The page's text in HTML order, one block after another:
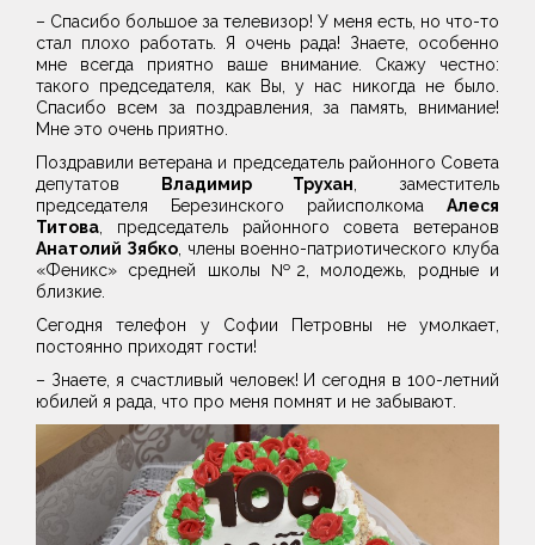
– Спасибо большое за телевизор! У меня есть, но что-то
стал плохо работать. Я очень рада! Знаете, особенно
мне всегда приятно ваше внимание. Скажу честно:
такого председателя, как Вы, у нас никогда не было.
Спасибо всем за поздравления, за память, внимание!
Мне это очень приятно.
Поздравили ветерана и председатель районного Совета
депутатов
Владимир Трухан, заместитель
председателя Березинского райисполкома Алеся
Титова, председатель районного совета ветеранов
Анатолий Зябко, члены военно-патриотического клуба
«Феникс» средней школы №2, молодежь, родные и
близкие.
Сегодня телефон у Софии Петровны не умолкает,
постоянно приходят гости!
– Знаете, я счастливый человек! И сегодня в 100-летний
юбилей я рада, что про меня помнят и не забывают.